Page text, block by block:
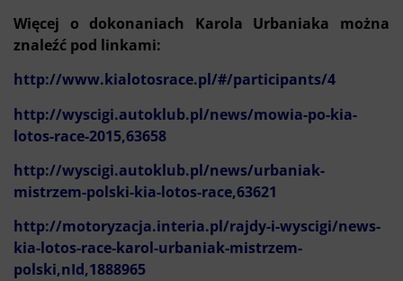
Więcej o dokonaniach Karola Urbaniaka można
znaleźć pod linkami:
http://www.kialotosrace.pl/#/participants/4
http://wyscigi.autoklub.pl/news/mowia-po-kia-
lotos-race-2015,63658
http://wyscigi.autoklub.pl/news/urbaniak-
mistrzem-polski-kia-lotos-race,63621
http://motoryzacja.interia.pl/rajdy-i-wyscigi/news-
kia-lotos-race-karol-urbaniak-mistrzem-
polski,nId,1888965